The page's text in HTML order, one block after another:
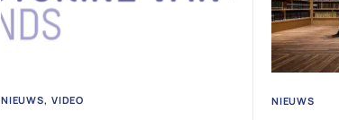
NIEUWS VIDEO NIEUWS